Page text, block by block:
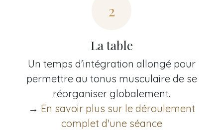
2
La table
Un temps d'intégration allongé pour
permettre au tonus musculaire de se
réorganiser globalement.
→ En savoir plus sur le déroulement
complet d'une séance